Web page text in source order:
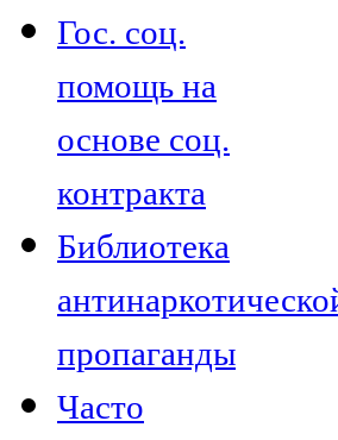
Гос. соц.
помощь на
основе соц.
контракта
Библиотека
пропаганды
Часто